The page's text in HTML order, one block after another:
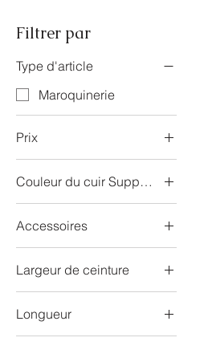
Filtrer par
Type d'article
Maroquinerie
Prix
0 € 319 €
Couleur du cuir Support
Accessoires
Trousse
Largeur de ceinture
25 boucle 1
Longueur